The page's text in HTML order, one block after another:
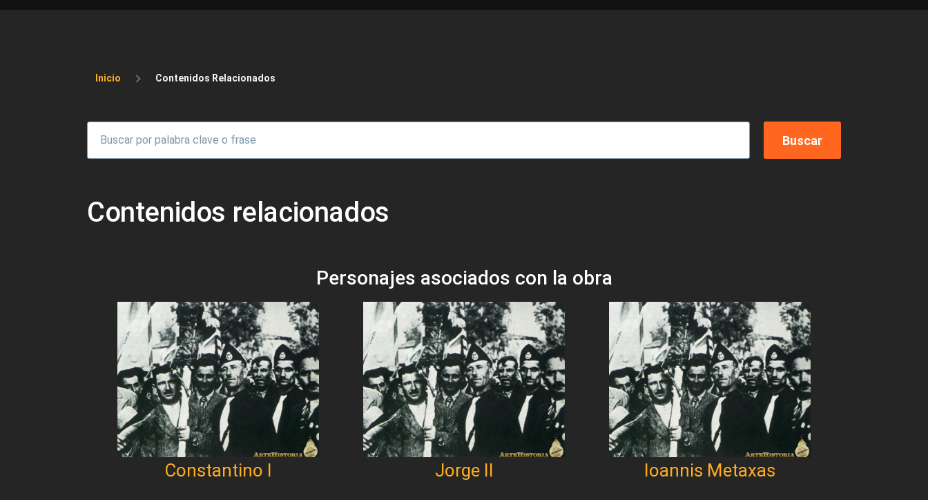
Sobrescribir enlaces de ayuda a la navegación
Inicio Contenidos Relacionados
Contenidos relacionados
Personajes asociados con la obra
Constantino I Jorge II Ioannis Metaxas